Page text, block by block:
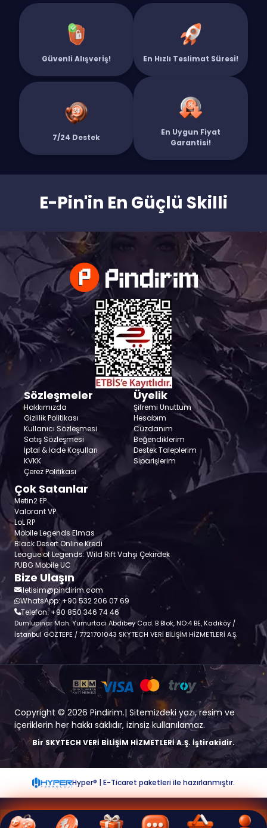
Anında NA Aktivasyonu:Kodun anında elinde olur ve Amerika
hesabında hemen aktifleşir.
satın al!
Güvenli Alışveriş! En Hızlı Teslimat Süresi!
7/24 Destek
En Uygun Fiyat
Garantisi!
E-Pin'in En Güçlü Skilli
Sözleşmeler
Hakkımızda
Gizlilik Politikası
Kullanıcı Sözleşmesi
Satış Sözleşmesi
İptal & İade Koşulları
KVKK
Çerez Politikası
Üyelik
Şifremi Unuttum
Hesabım
Cüzdanım
Beğendiklerim
Destek Taleplerim
Siparişlerim
Çok Satanlar
Metin2 EP
Valorant VP
LoL RP
Mobile Legends Elmas
Black Desert Online Kredi
League of Legends: Wild Rift Vahşi Çekirdek
PUBG Mobile UC
Bize Ulaşın
iletisim@pindirim.com
WhatsApp: +90 532 206 07 69
Telefon: +90 850 346 74 46
Dumlupınar Mah. Yumurtacı Abdibey Cad. B Blok, NO:4 BE, Kadıköy /
İstanbul GÖZTEPE / 7721701043 SKYTECH VERİ BİLİŞİM HİZMETLERİ A.Ş.
Copyright © 2026 Pindirim.| Sitemizdeki yazı, resim ve
içeriklerin her hakkı saklıdır, izinsiz kullanılamaz.
Bir SKYTECH VERİ BİLİŞİM HİZMETLERİ A.Ş. İştirakidir.
Hyper® | E-Ticaret paketleri ile hazırlanmıştır.